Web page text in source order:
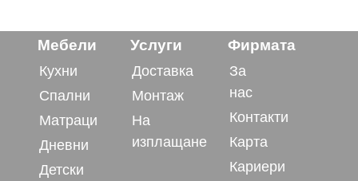
Мебели
Кухни
Спални
Матраци
Дневни
Детски
Услуги
Доставка
Монтаж
На
изплащане
Фирмата
За
нас
Контакти
Карта
Кариери